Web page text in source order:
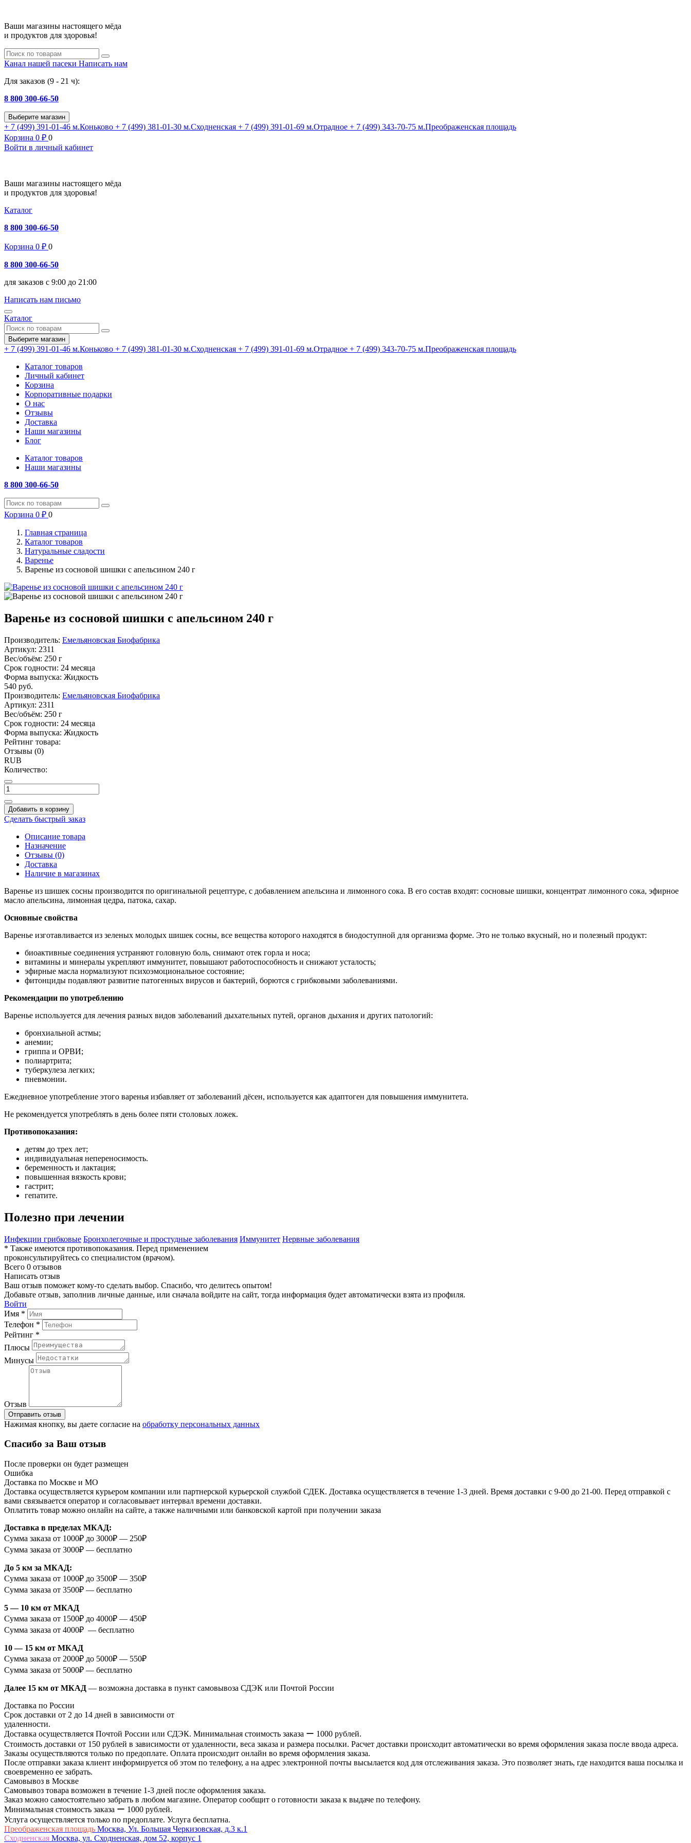
Ваши магазины настоящего мёда
и продуктов для здоровья!
Канал нашей пасеки Написать нам
Для заказов (9 - 21 ч):
8 800 300-66-50
Выберите магазин
+ 7 (499) 391-01-46 м.Коньково + 7 (499) 381-01-30 м.Сходненская + 7 (499) 391-01-69 м.Отрадное + 7 (499) 343-70-75 м.Преображенская площадь
Корзина 0 ₽ 0
Войти в личный кабинет
Ваши магазины настоящего мёда
и продуктов для здоровья!
Каталог
8 800 300-66-50
Корзина 0 ₽ 0
8 800 300-66-50
для заказов с 9:00 до 21:00
Написать нам письмо
Каталог
Выберите магазин
+ 7 (499) 391-01-46 м.Коньково + 7 (499) 381-01-30 м.Сходненская + 7 (499) 391-01-69 м.Отрадное + 7 (499) 343-70-75 м.Преображенская площадь
Каталог товаров
Личный кабинет
Корзина
Корпоративные подарки
О нас
Отзывы
Доставка
Наши магазины
Блог
Каталог товаров
Наши магазины
8 800 300-66-50
Корзина 0 ₽ 0
Главная страница
Каталог товаров
Натуральные сладости
Варенье
Варенье из сосновой шишки с апельсином 240 г
Варенье из сосновой шишки с апельсином 240 г
Производитель: Емельяновская Биофабрика
Артикул: 2311
Вес/объём: 250 г
Срок годности: 24 месяца
Форма выпуска: Жидкость
540 руб.
Производитель: Емельяновская Биофабрика
Артикул: 2311
Вес/объём: 250 г
Срок годности: 24 месяца
Форма выпуска: Жидкость
Рейтинг товара:
Отзывы (0)
RUB
Количество:
Добавить в корзину
Сделать быстрый заказ
Описание товара
Назначение
Отзывы (0)
Доставка
Наличие в магазинах
Варенье из шишек сосны производится по оригинальной рецептуре, с добавлением апельсина и лимонного сока. В его состав входят: сосновые шишки, концентрат лимонного сока, эфирное
масло апельсина, лимонная цедра, патока, сахар.
Основные свойства
Варенье изготавливается из зеленых молодых шишек сосны, все вещества которого находятся в биодоступной для организма форме. Это не только вкусный, но и полезный продукт:
биоактивные соединения устраняют головную боль, снимают отек горла и носа;
витамины и минералы укрепляют иммунитет, повышают работоспособность и снижают усталость;
эфирные масла нормализуют психоэмоциональное состояние;
фитонциды подавляют развитие патогенных вирусов и бактерий, борются с грибковыми заболеваниями.
Рекомендации по употреблению
Варенье используется для лечения разных видов заболеваний дыхательных путей, органов дыхания и других патологий:
бронхиальной астмы;
анемии;
гриппа и ОРВИ;
полиартрита;
туберкулеза легких;
пневмонии.
Ежедневное употребление этого варенья избавляет от заболеваний дёсен, используется как адаптоген для повышения иммунитета.
Не рекомендуется употреблять в день более пяти столовых ложек.
Противопоказания:
детям до трех лет;
индивидуальная непереносимость.
беременность и лактация;
повышенная вязкость крови;
гастрит;
гепатите.
Полезно при лечении
Инфекции грибковые Бронхолегочные и простудные заболевания Иммунитет Нервные заболевания
* Также имеются противопоказания. Перед применением
проконсультируйтесь со специалистом (врачом).
Всего 0 отзывов
Написать отзыв
Ваш отзыв поможет кому-то сделать выбор. Спасибо, что делитесь опытом!
Добавьте отзыв, заполнив личные данные, или сначала войдите на сайт, тогда информация будет автоматически взята из профиля.
Войти
Имя *
Телефон *
Рейтинг *
Плюсы
Минусы
Отзыв
Отправить отзыв
Нажимая кнопку, вы даете согласие на обработку персональных данных
Спасибо за Ваш отзыв
После проверки он будет размещен
Ошибка
Доставка по Москве и МО
Доставка осуществляется курьером компании или партнерской курьерской службой СДЕК. Доставка осуществляется в течение 1-3 дней. Время доставки с 9-00 до 21-00. Перед отправкой с
вами связывается оператор и согласовывает интервал времени доставки.
Оплатить товар можно онлайн на сайте, а также наличными или банковской картой при получении заказа
Доставка в пределах МКАД:
Сумма заказа от 1000₽ до 3000₽ — 250₽
Сумма заказа от 3000₽ — бесплатно
До 5 км за МКАД:
Сумма заказа от 1000₽ до 3500₽ — 350₽
Сумма заказа от 3500₽ — бесплатно
5 — 10 км от МКАД
Сумма заказа от 1500₽ до 4000₽ — 450₽
Сумма заказа от 4000₽ — бесплатно
10 — 15 км от МКАД
Сумма заказа от 2000₽ до 5000₽ — 550₽
Сумма заказа от 5000₽ — бесплатно
Далее 15 км от МКАД — возможна доставка в пункт самовывоза СДЭК или Почтой России
Доставка по России
Срок доставки от 2 до 14 дней в зависимости от
удаленности.
Доставка осуществляется Почтой России или СДЭК. Минимальная стоимость заказа ー 1000 рублей.
Стоимость доставки от 150 рублей в зависимости от удаленности, веса заказа и размера посылки. Расчет доставки происходит автоматически во время оформления заказа после ввода адреса.
Заказы осуществляются только по предоплате. Оплата происходит онлайн во время оформления заказа.
После отправки заказа клиент информируется об этом по телефону, а на адрес электронной почты высылается код для отслеживания заказа. Это позволяет знать, где находится ваша посылка и
своевременно ее забрать.
Самовывоз в Москве
Самовывоз товара возможен в течение 1-3 дней после оформления заказа.
Заказ можно самостоятельно забрать в любом магазине. Оператор сообщит о готовности заказа к выдаче по телефону.
Минимальная стоимость заказа ー 1000 рублей.
Услуга осуществляется только по предоплате. Услуга бесплатна.
Преображенская площадь Москва, Ул. Большая Черкизовская, д.3 к.1
Сходненская Москва, ул. Сходненская, дом 52, корпус 1